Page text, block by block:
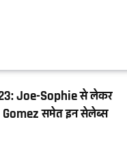
Joe-Sophie से लेकर
समेत इन सेलेब्स